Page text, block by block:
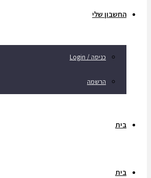
החשבון שלי
כניסה / Login
הרשמה
בית
בית